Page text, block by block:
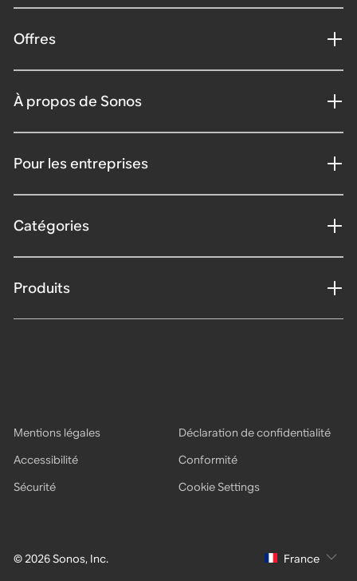
Offres
À propos de Sonos
Pour les entreprises
Catégories
Produits
© 2026 Sonos, Inc.
Mentions légales
Déclaration de confidentialité
Accessibilité
Conformité
Sécurité
Cookie Settings
France